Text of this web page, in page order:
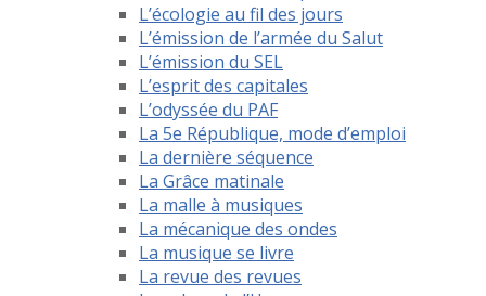
L’écologie au fil des jours
L’émission de l’armée du Salut
L’émission du SEL
L’esprit des capitales
L’odyssée du PAF
La 5e République, mode d’emploi
La dernière séquence
La Grâce matinale
La malle à musiques
La mécanique des ondes
La musique se livre
La revue des revues